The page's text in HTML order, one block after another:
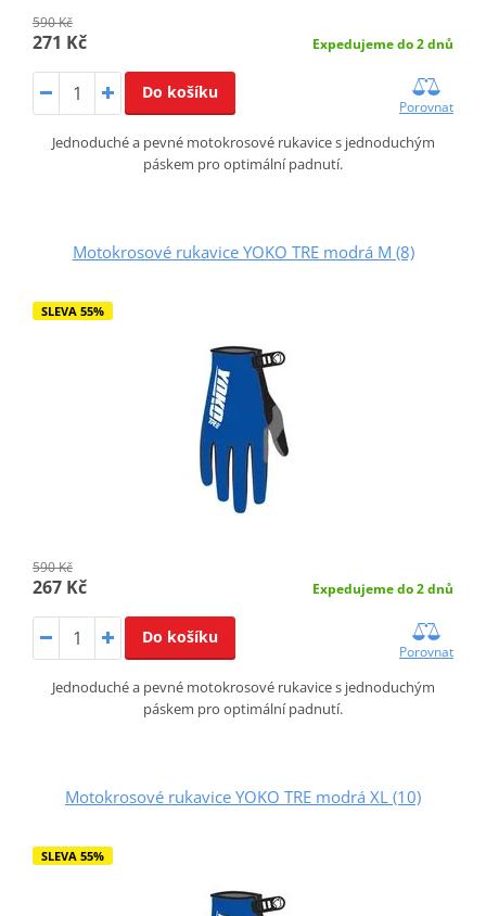
590 Kč
271 Kč Expedujeme do 2 dnů
Do košíku
Porovnat
Jednoduché a pevné motokrosové rukavice s jednoduchým
páskem pro optimální padnutí.
Motokrosové rukavice YOKO TRE modrá M (8)
SLEVA 55%
590 Kč
267 Kč Expedujeme do 2 dnů
Do košíku
Porovnat
Jednoduché a pevné motokrosové rukavice s jednoduchým
páskem pro optimální padnutí.
Motokrosové rukavice YOKO TRE modrá XL (10)
SLEVA 55%